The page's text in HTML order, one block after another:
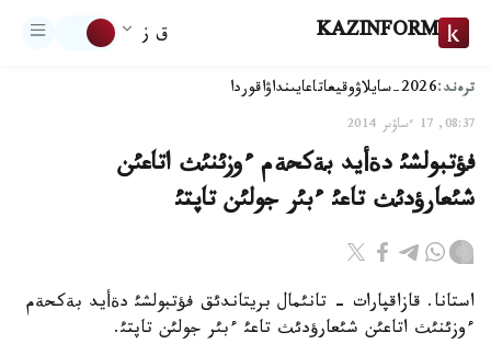
KAZINFORM ق ز
ترەند:2026-سايلاۋ وقيعاتاعايىنداۋاقوردا
08:37, 17 ءساۋىر 2014
فؤتبولشئ دةأيد بةكحةم ءوزئنئث اتاعئن
شئعارؤدئث تاعئ ءبئر جولئن تاپتئ
استانا. قازاقپارات - تانئمال بريتاندئق فؤتبولشئ دةأيد بةكحةم
ءوزئنئث اتاعئن شئعارؤدئث تاعئ ءبئر جولئن تاپتئ.